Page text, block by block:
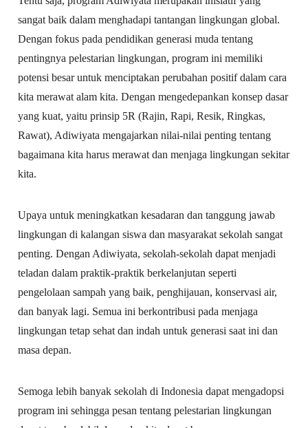
sangat baik dalam menghadapi tantangan lingkungan global.
Dengan fokus pada pendidikan generasi muda tentang
pentingnya pelestarian lingkungan, program ini memiliki
potensi besar untuk menciptakan perubahan positif dalam cara
kita merawat alam kita. Dengan mengedepankan konsep dasar
yang kuat, yaitu prinsip 5R (Rajin, Rapi, Resik, Ringkas,
Rawat), Adiwiyata mengajarkan nilai-nilai penting tentang
bagaimana kita harus merawat dan menjaga lingkungan sekitar
kita.
Upaya untuk meningkatkan kesadaran dan tanggung jawab
lingkungan di kalangan siswa dan masyarakat sekolah sangat
penting. Dengan Adiwiyata, sekolah-sekolah dapat menjadi
teladan dalam praktik-praktik berkelanjutan seperti
pengelolaan sampah yang baik, penghijauan, konservasi air,
dan banyak lagi. Semua ini berkontribusi pada menjaga
lingkungan tetap sehat dan indah untuk generasi saat ini dan
masa depan.
Semoga lebih banyak sekolah di Indonesia dapat mengadopsi
program ini sehingga pesan tentang pelestarian lingkungan